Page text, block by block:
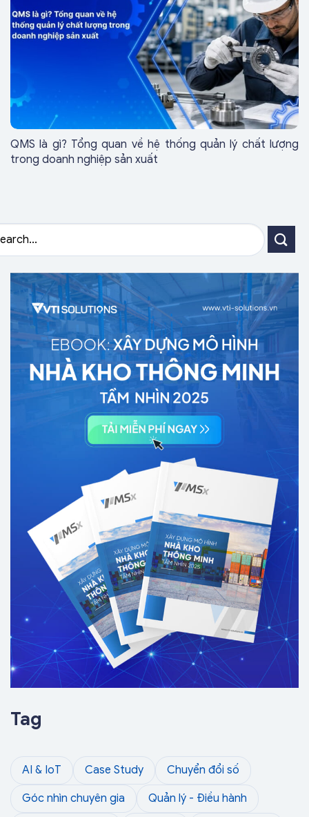
QMS là gì? Tổng quan về hệ thống quản lý chất lượng
trong doanh nghiệp sản xuất
Tag
AI & IoT Case Study Chuyển đổi số
Góc nhìn chuyên gia Quản lý - Điều hành